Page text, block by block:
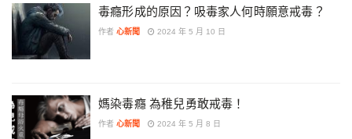
毒癮形成的原因？吸毒家人何時願意戒毒？
作者 心新聞 2024 年 5 月 10 日
媽染毒癮 為稚兒勇敢戒毒！
作者 心新聞 2024 年 5 月 8 日